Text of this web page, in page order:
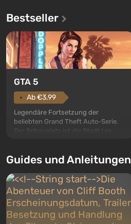
Bestseller
GTA 5
Ab €3.99
Legendäre Fortsetzung der
beliebten Grand Theft Auto-Serie.
Der Schauplatz ist die Stadt Los
ersten Mal erzählt das Spiel die
Charakteren: Michael, Trevor und
Franklin, zwischen denen Sie
jederzeit...
Guides und Anleitungen